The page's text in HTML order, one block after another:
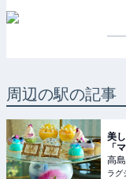
周辺の駅の記事
美
「
ア
高
ラグ